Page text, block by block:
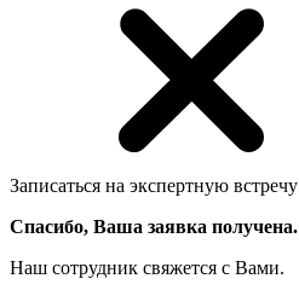
Записаться на экспертную встречу
Спасибо, Ваша заявка получена.
Наш сотрудник свяжется с Вами.